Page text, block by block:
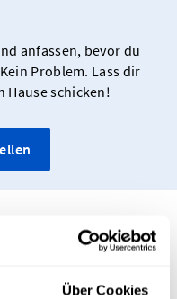
Über Cookies
anfassen, bevor du
Problem. Lass dir
Hause schicken!
für
und mehr!